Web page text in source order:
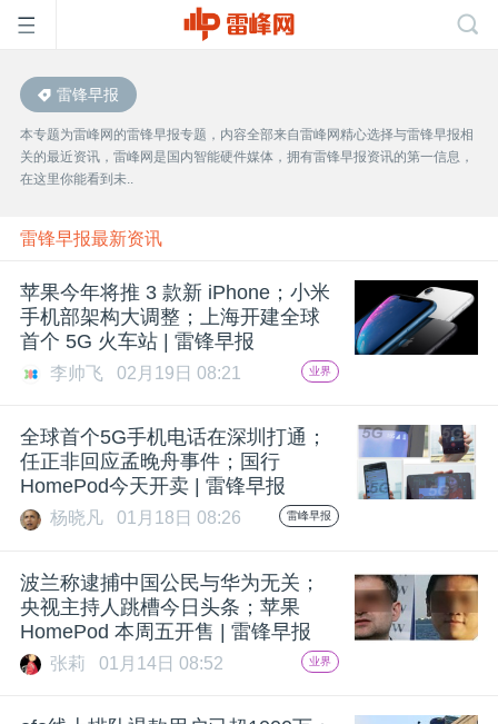
首
页
雷
峰
网
公
活
雷锋早报
本专题为雷峰网的雷锋早报专题，内容全部来自雷峰网精心选择与雷锋早报相
关的最近资讯，雷峰网是国内智能硬件媒体，拥有雷锋早报资讯的第一信息，
在这里你能看到未..
雷锋早报最新资讯
苹果今年将推 3 款新 iPhone；小米
手机部架构大调整；上海开建全球
首个 5G 火车站 | 雷锋早报
李帅飞 02月19日 08:21 业界
全球首个5G手机电话在深圳打通；
任正非回应孟晚舟事件；国行
HomePod今天开卖 | 雷锋早报
杨晓凡 01月18日 08:26 雷峰早报
波兰称逮捕中国公民与华为无关；
央视主持人跳槽今日头条；苹果
HomePod 本周五开售 | 雷锋早报
张莉 01月14日 08:52 业界